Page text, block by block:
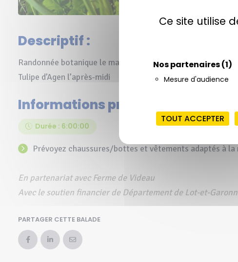
Ce site utilise
Nos partenaires(1)
Mesure d'audience
TOUT ACCEPTER
Descriptif :
Randonnée botanique le matin, repas tiré du sac à la Ferme
Tulipe d’Agen l’après-midi
Informations pratiques :
Durée : 6:00:00
Prévoyez chaussures/bottes et vêtements adaptés à la
En partenariat avec Ferme de Videau
Avec le soutien financier de Département de Lot-et-
PARTAGER CETTE BALADE